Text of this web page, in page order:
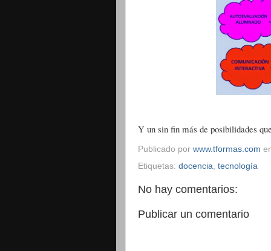
Y un sin fin más de posibilidades
Publicado por www.tformas.com
Etiquetas: docencia tecnología
No hay comentarios:
Publicar un comentario